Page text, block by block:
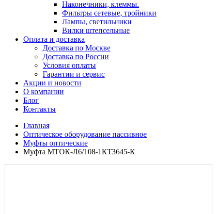
Наконечники, клеммы.
Фильтры сетевые, тройники
Лампы, светильники
Вилки штепсельные
Оплата и доставка
Доставка по Москве
Доставка по России
Условия оплаты
Гарантии и сервис
Акции и новости
О компании
Блог
Контакты
Главная
Оптическое оборудование пассивное
Муфты оптические
Муфта МТОК-Л6/108-1КТ3645-К